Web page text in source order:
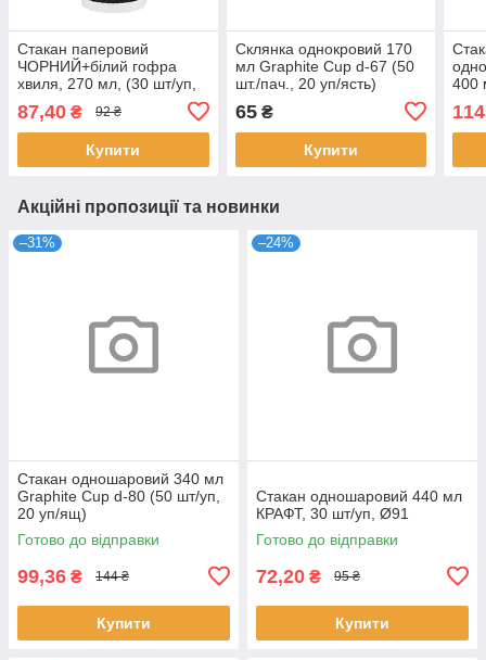
Стакан паперовий
ЧОРНИЙ+білий гофра
хвиля, 270 мл, (30 шт/уп,
87,40 ₴ 92 ₴
Купити
Склянка однокровий 170
мл Graphite Cup d-67 (50
шт./пач., 20 уп/ясть)
65₴
Купити
400
Акційні пропозиції та новинки
–31%
Стакан одношаровий 340 мл
Graphite Cup d-80 (50 шт/уп,
20 уп/ящ)
Готово до відправки
99,36 ₴ 144 ₴
Купити
–24%
Стакан одношаровий 440 мл
КРАФТ, 30 шт/уп, Ø91
Готово до відправки
72,20 ₴ 95 ₴
Купити